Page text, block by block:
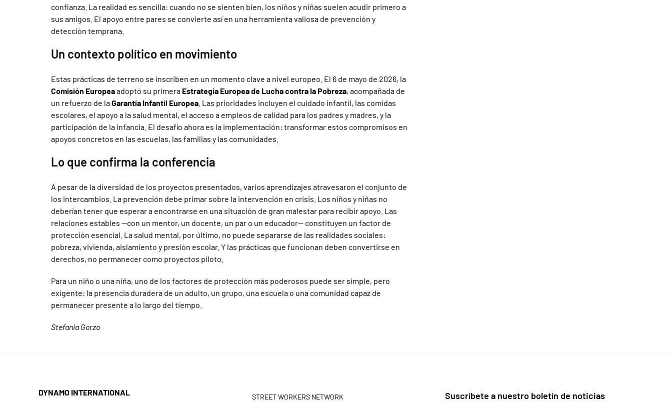
confianza. La realidad es sencilla: cuando no se sienten bien, los niños y niñas suelen acudir primero a
sus amigos. El apoyo entre pares se convierte así en una herramienta valiosa de prevención y
detección temprana.
Un contexto político en movimiento
Estas prácticas de terreno se inscriben en un momento clave a nivel europeo. El 6 de mayo de 2026, la
Comisión Europeaadoptó su primera Estrategia Europea de Lucha contra la Pobreza, acompañada de
un refuerzo de laGarantía Infantil Europea. Las prioridades incluyen el cuidado infantil, las comidas
escolares, el apoyo a la salud mental, el acceso a empleos de calidad para los padres y madres, y la
participación de la infancia. El desafío ahora es la implementación: transformar estos compromisos en
apoyos concretos en las escuelas, las familias y las comunidades.
Lo que confirma la conferencia
A pesar de la diversidad de los proyectos presentados, varios aprendizajes atravesaron el conjunto de
los intercambios. La prevención debe primar sobre la intervención en crisis. Los niños y niñas no
deberían tener que esperar a encontrarse en una situación de gran malestar para recibir apoyo. Las
relaciones estables —con un mentor, un docente, un par o un educador— constituyen un factor de
protección esencial. La salud mental, por último, no puede separarse de las realidades sociales:
pobreza, vivienda, aislamiento y presión escolar. Y las prácticas que funcionan deben convertirse en
derechos, no permanecer como proyectos piloto.
Para un niño o una niña, uno de los factores de protección más poderosos puede ser simple, pero
exigente: la presencia duradera de un adulto, un grupo, una escuela o una comunidad capaz de
permanecer presente a lo largo del tiempo.
Stefania Gorzo
DYNAMO INTERNATIONAL STREET WORKERS NETWORK Suscríbete a nuestro boletín de noticias